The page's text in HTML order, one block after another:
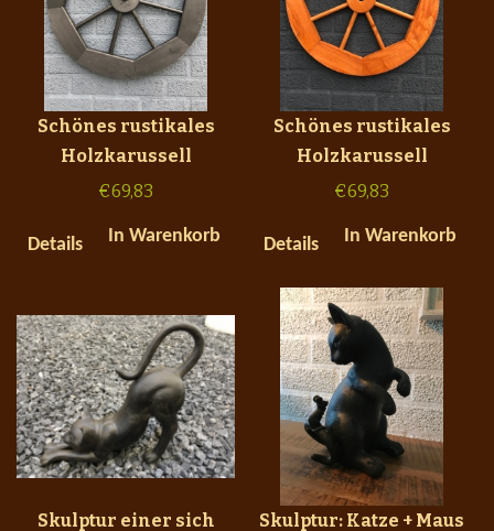
Schönes rustikales
Holzkarussell
€69,83
Details In Warenkorb
Schönes rustikales
Holzkarussell
€69,83
Details In Warenkorb
Skulptur einer sich
Skulptur: Katze + Maus